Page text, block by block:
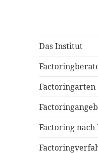
Das Institut
Factoringarten
Factoring